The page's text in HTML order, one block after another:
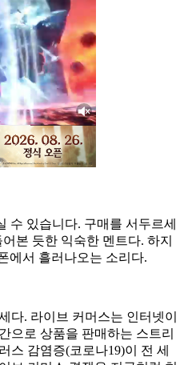
수 있습니다. 구매를 서두르세
본 듯한 익숙한 멘트다. 하지
에서 흘러나오는 소리다.
다. 라이브 커머스는 인터넷이
으로 상품을 판매하는 스트리
스 감염증(코로나19)이 전 세